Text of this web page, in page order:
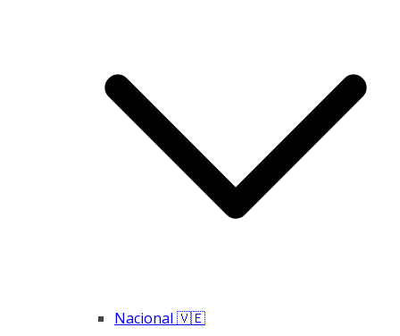
Nacional 🇻🇪